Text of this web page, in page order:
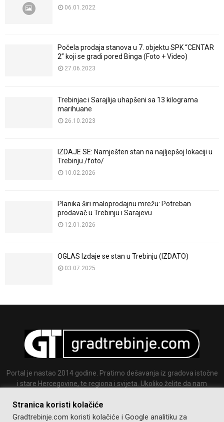
06.01.2022
Počela prodaja stanova u 7. objektu SPK “CENTAR
2” koji se gradi pored Binga (Foto + Video)
27.06.2023
Trebinjac i Sarajlija uhapšeni sa 13 kilograma
marihuane
26.10.2023
IZDAJE SE: Namješten stan na najljepšoj lokaciji u
Trebinju /foto/
10.02.2026
Planika širi maloprodajnu mrežu: Potreban
prodavač u Trebinju i Sarajevu
12.01.2026
OGLAS Izdaje se stan u Trebinju (IZDATO)
03.07.2025
Portal je nastao 2014 godine. Pratimo dešavanja iz gradova istočne
i stare Hercegovine, te regiona i svijeta. Ukoliko želite da nam
Stranica koristi kolačiće
Gradtrebinje.com koristi kolačiće i Google analitiku za